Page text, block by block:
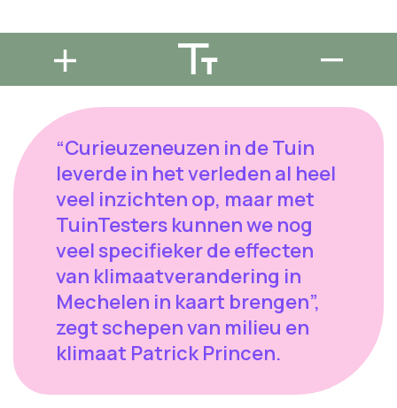
“Curieuzeneuzen in de Tuin
leverde in het verleden al heel
veel inzichten op, maar met
TuinTesters kunnen we nog
veel specifieker de effecten
van klimaatverandering in
Mechelen in kaart brengen”,
zegt schepen van milieu en
klimaat Patrick Princen.